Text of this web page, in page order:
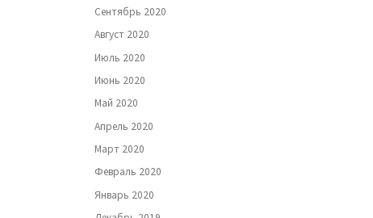
Сентябрь 2020
Август 2020
Июль 2020
Июнь 2020
Май 2020
Апрель 2020
Март 2020
Февраль 2020
Январь 2020